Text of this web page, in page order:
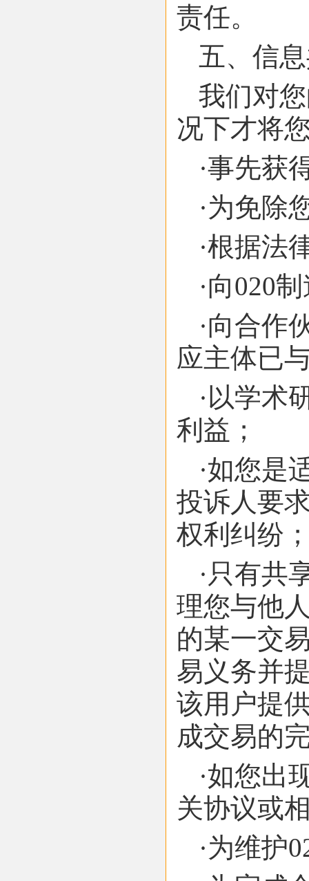
责任。
五、信
我们对
况下才将
·事先获
·为免除
·根据法
·向020
·向合作
应主体已
·以学术
利益；
·如您是
投诉人要
权利纠纷
·只有共
理您与他
的某一交
易义务并
该用户提
成交易的
·如您出
关协议或
·为维护